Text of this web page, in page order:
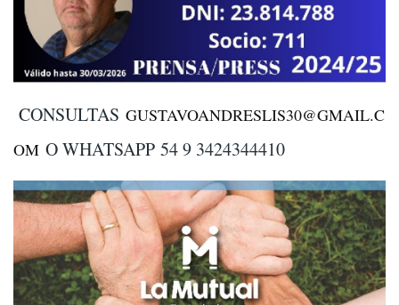
CONSULTAS GUSTAVOANDRESLIS30@GMAIL.C
OM O WHATSAPP 54 9 3424344410